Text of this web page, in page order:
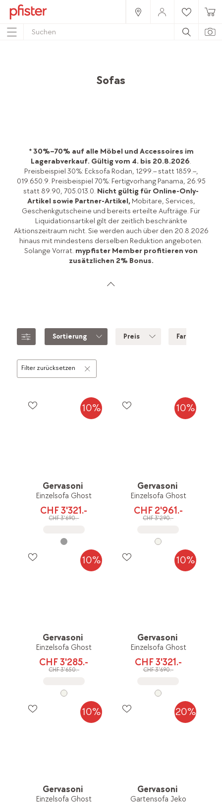
Sofas & Bettsofas
Sofas
* 30%–70% auf alle Möbel und Accessoires im
Lagerabverkauf. Gültig vom 4. bis 20.8.2026.
Preisbeispiel 30%: Ecksofa Rodan, 1299.– statt 1859.–,
019.650.9. Preisbeispiel 70%: Fertigvorhang Panama, 26.95
statt 89.90, 705.013.0. Nicht gültig für Online-Only-
Artikel sowie Partner-Artikel, Mobitare, Services,
Geschenkgutscheine und bereits erteilte Aufträge. Für
Liquidationsartikel gilt der zeitlich beschränkte
Aktionszeitraum nicht. Sie werden auch über den 20.8.2026
hinaus mit mindestens derselben Reduktion angeboten.
Solange Vorrat. mypfister Member profitieren von
zusätzlichen 2% Bonus.
Sortierung Preis Farbe
Filter zurücksetzen
10%
Gervasoni
Einzelsofa Ghost
CHF 3'321.-
CHF 3'690.-
10%
Gervasoni
Einzelsofa Ghost
CHF 2'961.-
CHF 3'290.-
10%
Gervasoni
Einzelsofa Ghost
CHF 3'285.-
CHF 3'650.-
10%
Gervasoni
Einzelsofa Ghost
CHF 3'321.-
CHF 3'690.-
10%
Gervasoni
Einzelsofa Ghost
20%
Gervasoni
Gartensofa Jeko